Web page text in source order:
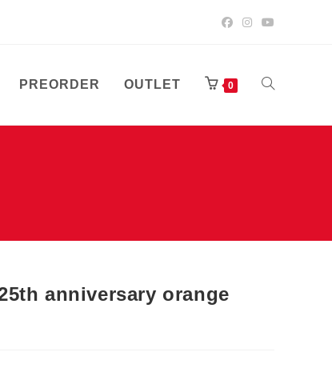
PREORDER OUTLET 0 UKLJUČI/
WEB-
anniversary orange